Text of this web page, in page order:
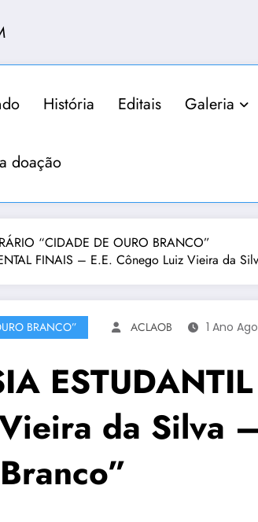
História Editais Galeria
doação
“CIDADE DE OURO BRANCO”
FINAIS – E.E. Cônego Luiz Vieira da
BRANCO” ACLAOB 1 Ano Ago
da Silva